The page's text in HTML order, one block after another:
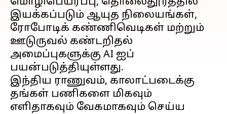
இயக்கப்படும் ஆயுத நிலையங்கள்,
ரோபோடிக் கண்ணிவெடிகள் மற்றும்
ஊடுருவல் கண்டறிதல்
அமைப்புகளுக்கு AI ஐப்
பயன்படுத்தியுள்ளது.
இந்திய ராணுவம், காலாட்படைக்கு
தங்கள் பணிகளை மிகவும்
எளிதாகவும் வேகமாகவும் செய்ய